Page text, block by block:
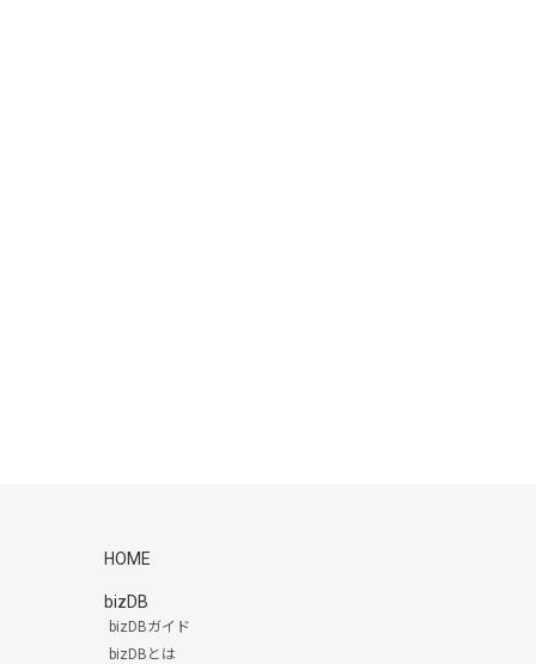
HOME
bizDB
bizDBガイド
bizDBとは